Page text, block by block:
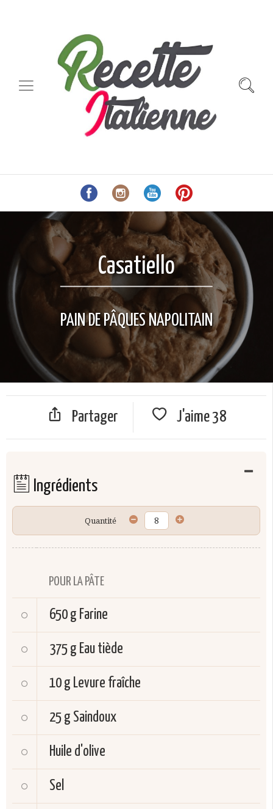
Casatiello
PAIN DE PÂQUES NAPOLITAIN
Partager J'aime38
Ingrédients
Quantité
POUR LA PÂTE
650 g Farine
375 g Eau tiède
10 g Levure fraîche
25 g Saindoux
Huile d'olive
Sel